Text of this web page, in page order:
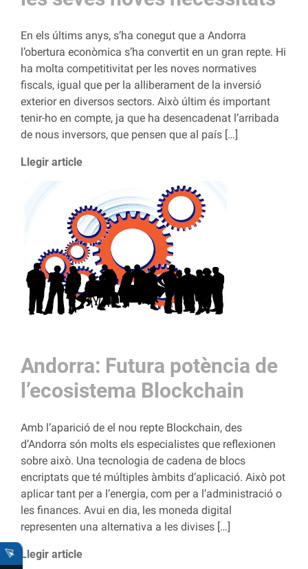
En els últims anys, s’ha conegut que a Andorra
l’obertura econòmica s’ha convertit en un gran repte. Hi
ha molta competitivitat per les noves normatives
fiscals, igual que per la alliberament de la inversió
exterior en diversos sectors. Això últim és important
tenir-ho en compte, ja que ha desencadenat l’arribada
de nous inversors, que pensen que al país […]
Llegir article
Andorra: Futura potència de
l’ecosistema Blockchain
Amb l’aparició de el nou repte Blockchain, des
d’Andorra són molts els especialistes que reflexionen
sobre això. Una tecnologia de cadena de blocs
encriptats que té múltiples àmbits d’aplicació. Això pot
aplicar tant per a l’energia, com per a l’administració o
les finances. Avui en dia, les moneda digital
representen una alternativa a les divises […]
Llegir article